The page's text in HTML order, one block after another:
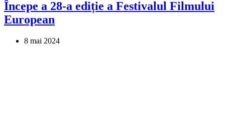
Începe a 28-a ediție a Festivalul Filmului
European
8 mai 2024